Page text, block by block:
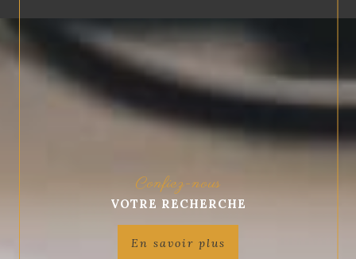
Confiez-nous
VOTRE RECHERCHE
En savoir plus